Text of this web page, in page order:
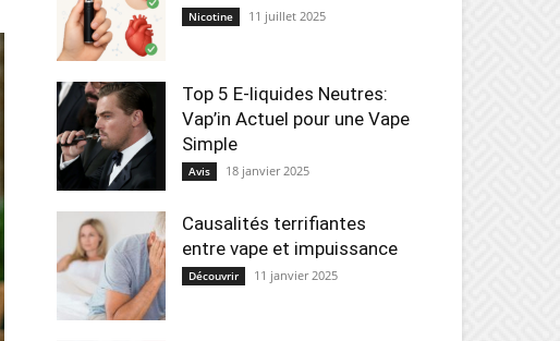
Nicotine 11 juillet 2025
Top 5 E-liquides Neutres:
Vap’in Actuel pour une Vape
Simple
Avis 18 janvier 2025
Causalités terrifiantes
entre vape et impuissance
Découvrir 11 janvier 2025